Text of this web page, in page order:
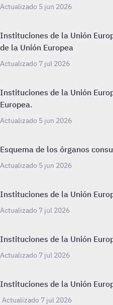
Actualizado 5 jun 2026
Instituciones de la Unión
de la Unión Europea
Actualizado 7 jul 2026
Instituciones de la Unión
Europea.
Actualizado 5 jun 2026
Esquema de los órganos
Actualizado 5 jun 2026
Instituciones de la Unión
Actualizado 7 jul 2026
Instituciones de la Unión
Actualizado 7 jul 2026
Instituciones de la Unión
Actualizado 7 jul 2026